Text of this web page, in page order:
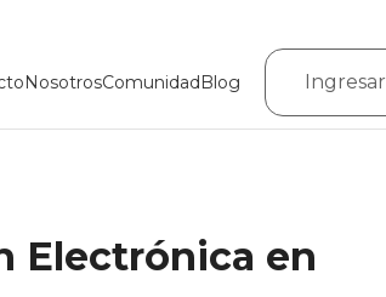
NosotrosComunidadBlog Ingresar
Electrónica en